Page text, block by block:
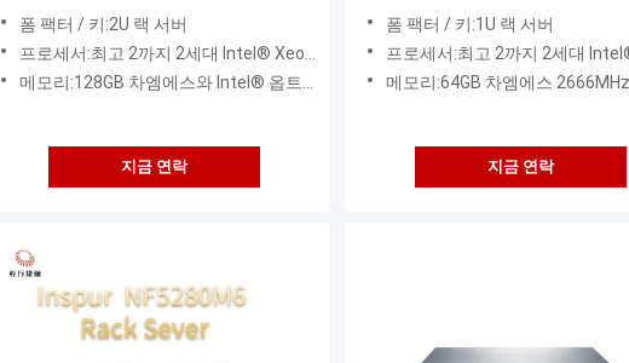
폼 팩터 / 키:2U 랙 서버
프로세서:최고 2까지 2세대 Intel® Xeon® 백금 프로세서, 최고 205W
메모리:128GB 차엠에스와 Intel® 옵트아네텀 DC 영구 메모리를 사용하는 24x DIMM 슬롯에서 최고 7.5TB ; 2666MHz / 2933MHz TruDDR4
지금 연락
메모리
폼 팩터 / 키:1U 랙 서버
프로세서:최고 2까지 2세대 Intel® Xeon® 백금 프로세서,
메모리:64GB 차엠에스 2666MHz TruDDR4를 사용하는 12x 슬롯에
지금 연락